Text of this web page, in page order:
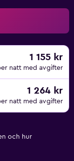
1 155 kr
natt med avgifter
1 264 kr
natt med avgifter
och hur